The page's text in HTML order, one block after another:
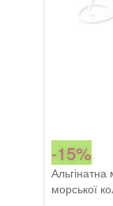
-15%
морської